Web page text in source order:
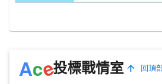
Ace投標戰情室 回頂